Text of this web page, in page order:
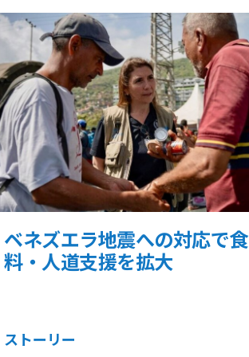
ベネズエラ地震への対応で食
料・人道支援を拡大
ストーリー